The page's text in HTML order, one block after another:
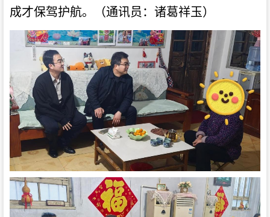
成才保驾护航。（通讯员：诸葛祥玉）